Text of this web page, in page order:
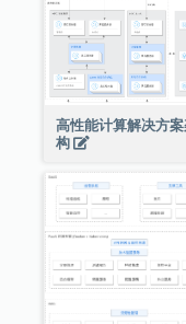
高性能计算解决方
构